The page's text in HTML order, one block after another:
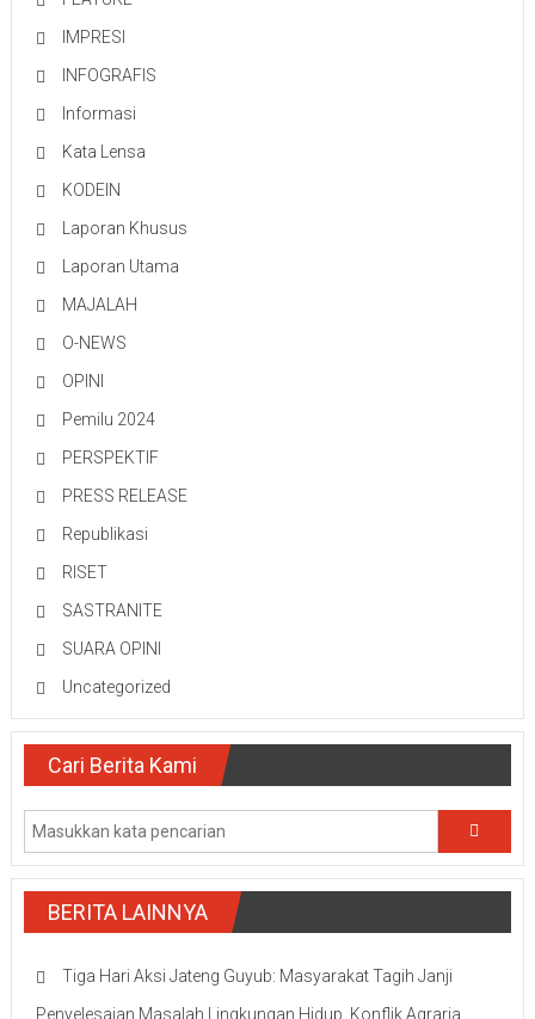
IMPRESI
INFOGRAFIS
Informasi
Kata Lensa
KODEIN
Laporan Khusus
Laporan Utama
MAJALAH
O-NEWS
OPINI
Pemilu 2024
PERSPEKTIF
PRESS RELEASE
Republikasi
RISET
SASTRANITE
SUARA OPINI
Uncategorized
Cari Berita Kami
BERITA LAINNYA
Tiga Hari Aksi Jateng Guyub: Masyarakat Tagih Janji
Penyelesaian Masalah Lingkungan Hidup, Konflik Agraria,